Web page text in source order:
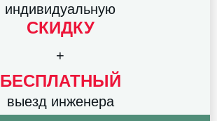
индивидуальную
СКИДКУ
+
БЕСПЛАТНЫЙ
выезд инженера